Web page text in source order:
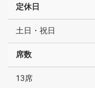
定休日
土日・祝日
席数
13席